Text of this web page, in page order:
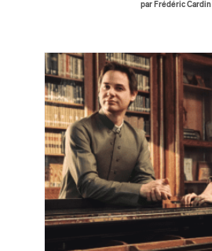
par Frédéric Cardin